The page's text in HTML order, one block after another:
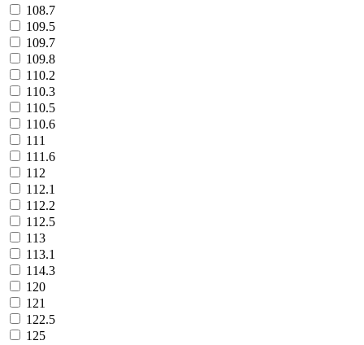
108.7
109.5
109.7
109.8
110.2
110.3
110.5
110.6
111
111.6
112
112.1
112.2
112.5
113
113.1
114.3
120
121
122.5
125